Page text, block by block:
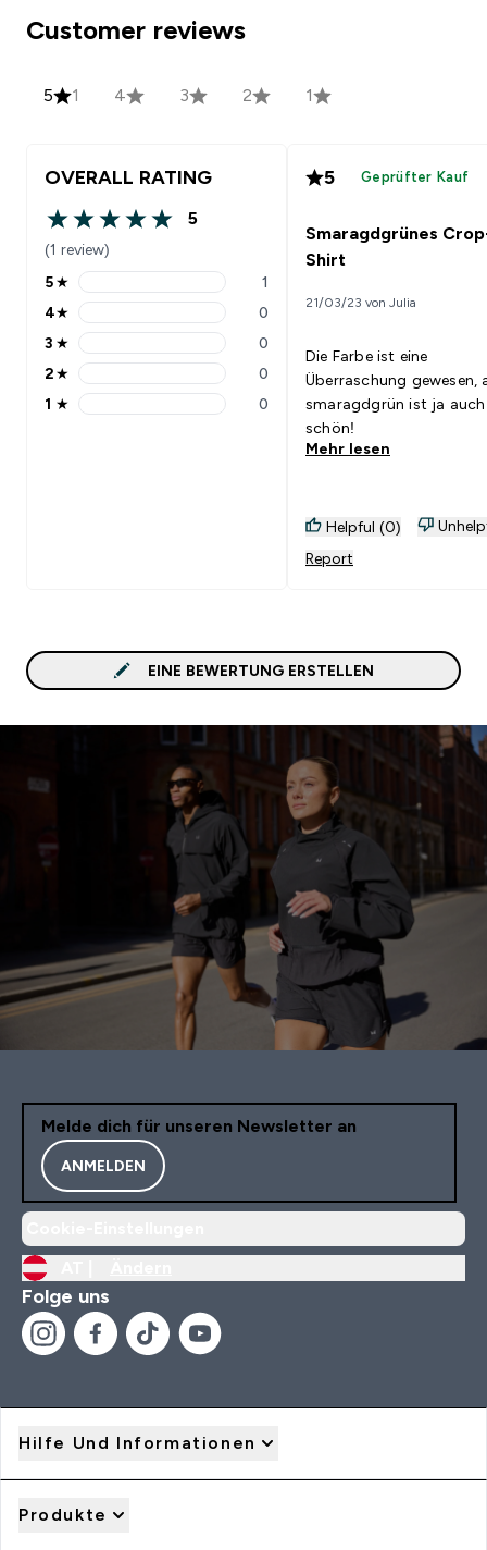
Customer reviews
5 1 4 3 2 1
OVERALL RATING
5 out of 5 stars
5
(1 review)
5 stars rating 1 reviews
5★ 1
4 stars rating 0 reviews
4★ 0
3 stars rating 0 reviews
3 ★ 0
2 stars rating 0 reviews
2★ 0
1 stars rating 0 reviews
1 ★ 0
5 Geprüfter Kauf
Smaragdgrünes
Shirt
21/03/23 von Julia
Die Farbe ist eine
Überraschung gewesen,
smaragdgrün ist ja auch
schön!
Mehr lesen
Helpful (0)
Report
EINE BEWERTUNG ERSTELLEN
Melde dich für unseren Newsletter an
ANMELDEN
Folge uns
Hilfe Und Informationen
Produkte